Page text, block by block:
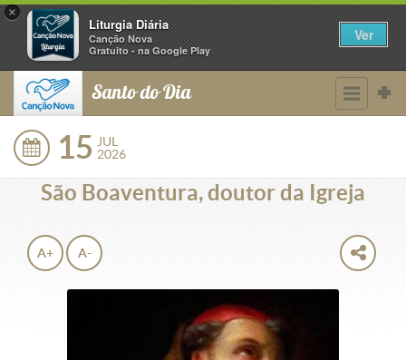
×
Liturgia Diária
Canção Nova
Gratuito - na Google Play
Ver
Santo do Dia
15 JUL
2026
São Boaventura, doutor da Igreja
A+ A-